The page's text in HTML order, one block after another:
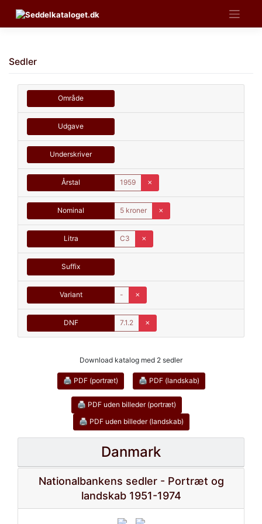
content
Sedler
Område
Udgave
Underskriver
Årstal 1959 ✗
Nominal 5 kroner ✗
Litra C3 ✗
Suffix
Variant - ✗
DNF 7.1.2 ✗
Download katalog med 2 sedler
🖨 PDF (portræt) 🖨 PDF (landskab)
🖨 PDF uden billeder (portræt)
🖨 PDF uden billeder (landskab)
Danmark
Nationalbankens sedler - Portræt og
landskab 1951-1974